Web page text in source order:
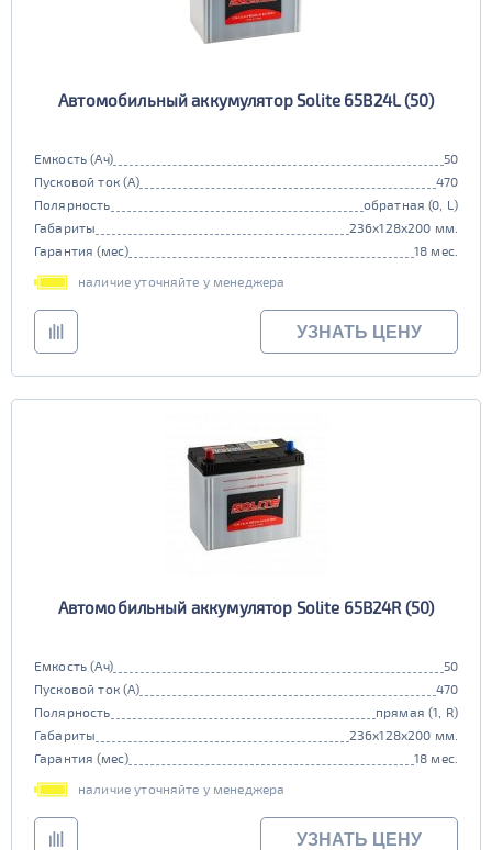
Автомобильный аккумулятор Solite 65B24L (50)
Емкость (Ач)
50
Пусковой ток (А)
470
Полярность
обратная (0, L)
Габариты
236x128x200 мм.
Гарантия (мес)
18 мес.
наличие уточняйте у менеджера
УЗНАТЬ ЦЕНУ
Автомобильный аккумулятор Solite 65B24R (50)
Емкость (Ач)
50
Пусковой ток (А)
470
Полярность
прямая (1, R)
Габариты
236x128x200 мм.
Гарантия (мес)
18 мес.
наличие уточняйте у менеджера
УЗНАТЬ ЦЕНУ